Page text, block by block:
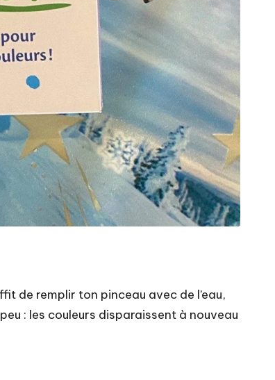
de remplir ton pinceau avec de l’eau,
: les couleurs disparaissent à nouveau